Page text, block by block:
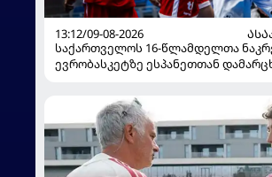
13:12/09-08-2026
საქართველოს 16-წლამდელთა
ევრობასკეტზე ესპანეთთან